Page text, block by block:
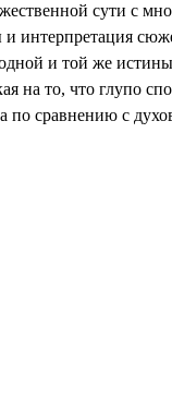
сути с
интерпретация
и той же
то, что глупо
сравнению с